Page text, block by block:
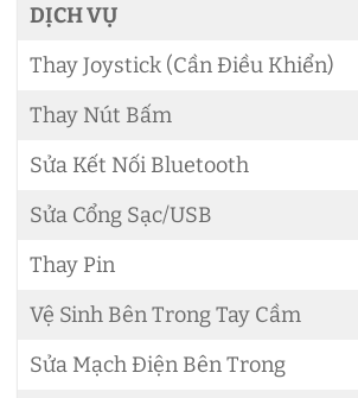
DỊCH VỤ
Thay Joystick (Cần Điều Khiển)
Thay Nút Bấm
Sửa Kết Nối Bluetooth
Sửa Cổng Sạc/USB
Thay Pin
Vệ Sinh Bên Trong Tay Cầm
Sửa Mạch Điện Bên Trong